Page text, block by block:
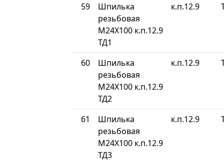
59
Шпилька
резьбовая
М24Х100 к.п.12.9
ТД1
к.п.12.9
60
Шпилька
резьбовая
М24Х100 к.п.12.9
ТД2
к.п.12.9
61
Шпилька
резьбовая
М24Х100 к.п.12.9
ТД3
к.п.12.9